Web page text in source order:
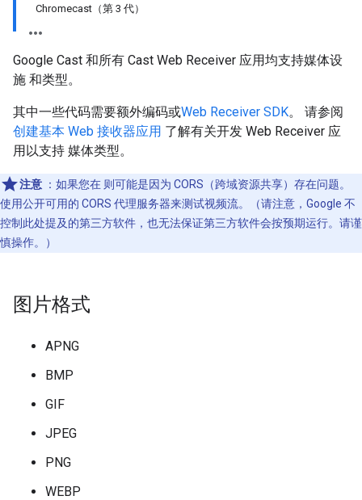
Chromecast（第 3 代）
Google Cast 和所有 Cast Web Receiver 应用均支持媒体设
施 和类型。
其中一些代码需要额外编码或Web Receiver SDK。 请参阅
创建基本 Web 接收器应用 了解有关开发 Web Receiver 应
用以支持 媒体类型。
注意 ：如果您在 则可能是因为 CORS（跨域资源共享）存在问题。
使用公开可用的 CORS 代理服务器来测试视频流。（请注意，Google 不
控制此处提及的第三方软件，也无法保证第三方软件会按预期运行。请谨
慎操作。）
图片格式
APNG
BMP
GIF
JPEG
PNG
WEBP